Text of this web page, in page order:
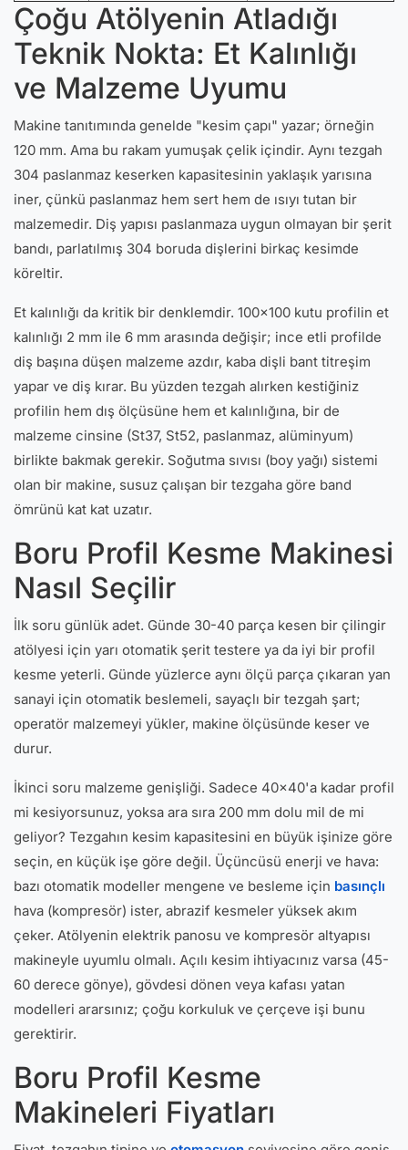
Çoğu Atölyenin Atladığı
Teknik Nokta: Et Kalınlığı
ve Malzeme Uyumu
Makine tanıtımında genelde "kesim çapı" yazar; örneğin
120 mm. Ama bu rakam yumuşak çelik içindir. Aynı tezgah
304 paslanmaz keserken kapasitesinin yaklaşık yarısına
iner, çünkü paslanmaz hem sert hem de ısıyı tutan bir
malzemedir. Diş yapısı paslanmaza uygun olmayan bir şerit
bandı, parlatılmış 304 boruda dişlerini birkaç kesimde
köreltir.
Et kalınlığı da kritik bir denklemdir. 100x100 kutu profilin et
kalınlığı 2 mm ile 6 mm arasında değişir; ince etli profilde
diş başına düşen malzeme azdır, kaba dişli bant titreşim
yapar ve diş kırar. Bu yüzden tezgah alırken kestiğiniz
profilin hem dış ölçüsüne hem et kalınlığına, bir de
malzeme cinsine (St37, St52, paslanmaz, alüminyum)
birlikte bakmak gerekir. Soğutma sıvısı (boy yağı) sistemi
olan bir makine, susuz çalışan bir tezgaha göre band
ömrünü kat kat uzatır.
Boru Profil Kesme Makinesi
Nasıl Seçilir
İlk soru günlük adet. Günde 30-40 parça kesen bir çilingir
atölyesi için yarı otomatik şerit testere ya da iyi bir profil
kesme yeterli. Günde yüzlerce aynı ölçü parça çıkaran yan
sanayi için otomatik beslemeli, sayaçlı bir tezgah şart;
operatör malzemeyi yükler, makine ölçüsünde keser ve
durur.
İkinci soru malzeme genişliği. Sadece 40x40'a kadar profil
mi kesiyorsunuz, yoksa ara sıra 200 mm dolu mil de mi
geliyor? Tezgahın kesim kapasitesini en büyük işinize göre
seçin, en küçük işe göre değil. Üçüncüsü enerji ve hava:
bazı otomatik modeller mengene ve besleme için basınçlı
hava (kompresör) ister, abrazif kesmeler yüksek akım
çeker. Atölyenin elektrik panosu ve kompresör altyapısı
makineyle uyumlu olmalı. Açılı kesim ihtiyacınız varsa (45-
60 derece gönye), gövdesi dönen veya kafası yatan
modelleri ararsınız; çoğu korkuluk ve çerçeve işi bunu
gerektirir.
Boru Profil Kesme
Makineleri Fiyatları